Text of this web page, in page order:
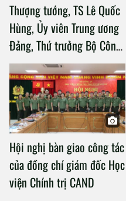
Thượng tướng, TS Lê Quốc
Hùng, Ủy viên Trung ương
Đảng, Thứ trưởng Bộ Công
an làm việc với Học viện
Chính trị Công an nhân dân
Hội nghị bàn giao công tác
của đồng chí giám đốc Học
viện Chính trị CAND